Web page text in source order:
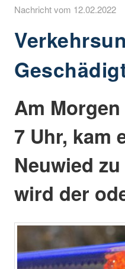
Nachricht vom
Am
7 Uhr, kam
Neuwied
wird der